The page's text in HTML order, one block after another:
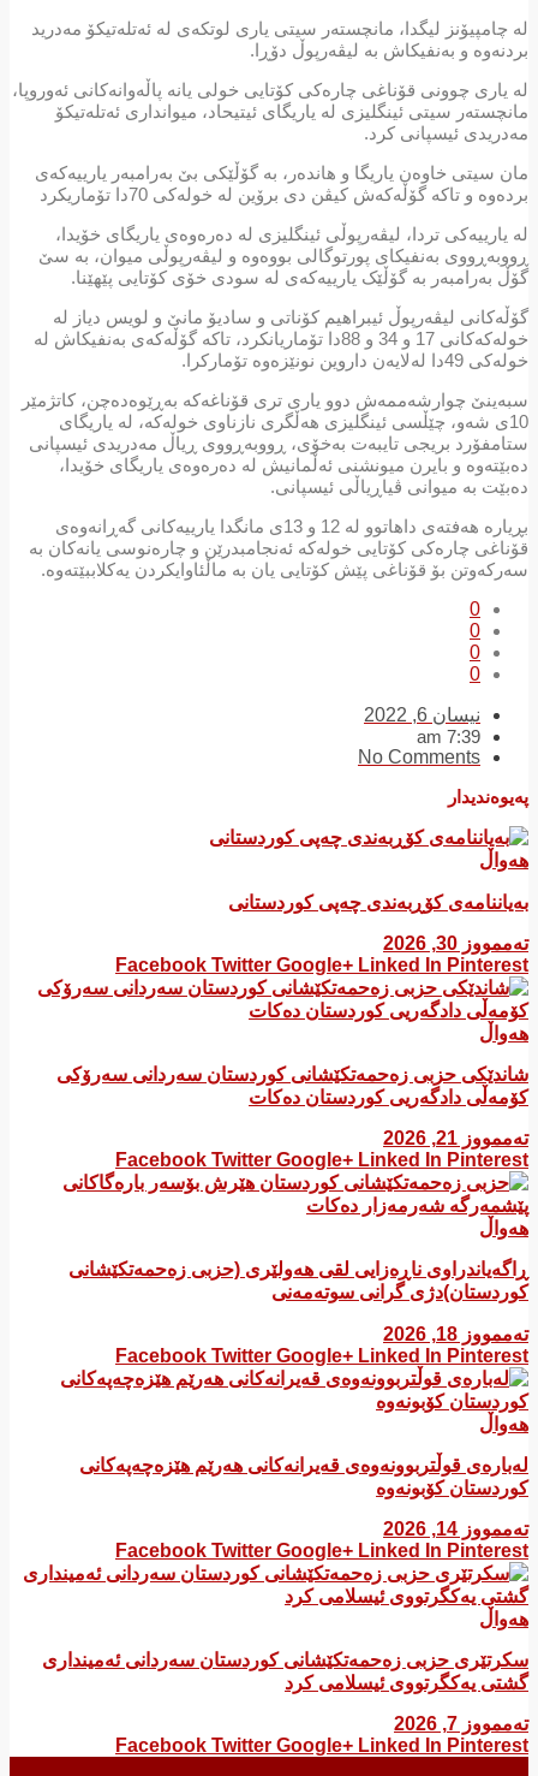
لە چامپیۆنز لیگدا، مانچستەر سیتی یاری لوتکەی لە ئەتلەتیکۆ مەدرید
بردنەوە و بەنفیکاش بە لیڤەرپوڵ دۆڕا.
لە یاری چوونی قۆناغی چارەکی کۆتایی خولی یانە پاڵەوانەکانی ئەوروپا،
مانچستەر سیتی ئینگلیزی لە یاریگای ئیتیحاد، میوانداری ئەتلەتیکۆ
مەدریدی ئیسپانی کرد.
مان سیتی خاوەن یاریگا و هاندەر، بە گۆڵێکی بێ بەرامبەر یارییەکەی
بردەوە و تاکە گۆڵەکەش کیڤن دی برۆین لە خولەکی 70دا تۆماریکرد
لە یارییەکی تردا، لیڤەرپوڵی ئینگلیزی لە دەرەوەی یاریگای خۆیدا،
ڕووبەڕووی بەنفیکای پورتوگالی بووەوە و لیڤەرپوڵی میوان، بە سێ
گۆڵ بەرامبەر بە گۆڵێک یارییەکەی لە سودی خۆی کۆتایی پێهێنا.
گۆڵەکانی لیڤەرپوڵ ئیبراهیم کۆناتی و سادیۆ مانێ و لویس دیاز لە
خولەکەکانی 17 و 34 و 88دا تۆماریانکرد، تاکە گۆڵەکەی بەنفیکاش لە
خولەکی 49دا لەلایەن داروین نونێزەوە تۆمارکرا.
سبەینێ چوارشەممەش دوو یاری تری قۆناغەکە بەڕێوەدەچن، کاتژمێر
10ی شەو، چێڵسی ئینگلیزی هەڵگری نازناوی خولەکە، لە یاریگای
ستامفۆرد بریجی تایبەت بەخۆی، ڕووبەڕووی ڕیاڵ مەدریدی ئیسپانی
دەبێتەوە و بایرن میونشنی ئەڵمانیش لە دەرەوەی یاریگای خۆیدا،
دەبێت بە میوانی ڤیاڕیاڵی ئیسپانی.
بڕیارە هەفتەی داهاتوو لە 12 و 13ی مانگدا یارییەکانی گەڕانەوەی
قۆناغی چارەکی کۆتایی خولەکە ئەنجامبدرێن و چارەنوسی یانەکان بە
سەرکەوتن بۆ قۆناغی پێش کۆتایی یان بە ماڵئاوایکردن یەکلاببێتەوە.
0
0
0
0
نیسان 6, 2022
7:39 am
No Comments
پەیوەندیدار
هەواڵ
بەیاننامەی کۆڕبەندی چەپی کوردستانی
تەممووز 30, 2026
Facebook Twitter Google+ Linked In Pinterest
هەواڵ
شاندێکی حزبی زەحمەتکێشانی کوردستان سەردانی سەرۆکی
کۆمەڵی دادگەریی کوردستان دەکات
تەممووز 21, 2026
Facebook Twitter Google+ Linked In Pinterest
هەواڵ
ڕاگەیاندراوی ناڕەزایی لقی هەولێری (حزبی زەحمەتکێشانی
کوردستان)دژی گرانی سوتەمەنی
تەممووز 18, 2026
Facebook Twitter Google+ Linked In Pinterest
هەواڵ
لەبارەی قوڵتربوونەوەی قەیرانەكانی هەرێم هێزەچەپەكانی
كوردستان كۆبونەوە
تەممووز 14, 2026
Facebook Twitter Google+ Linked In Pinterest
هەواڵ
سکرتێری حزبی زەحمەتکێشانی کوردستان سەردانی ئەمینداری
گشتی یەکگرتووی ئیسلامی کرد
تەممووز 7, 2026
Facebook Twitter Google+ Linked In Pinterest